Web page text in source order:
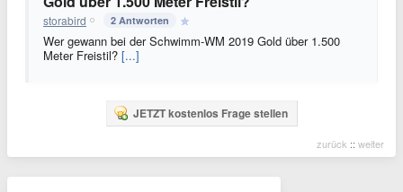
storabird 2 Antworten
Wer gewann bei der Schwimm-WM 2019 Gold über 1.500
Meter Freistil? [...]
JETZT kostenlos Frage stellen
zurück :: weiter